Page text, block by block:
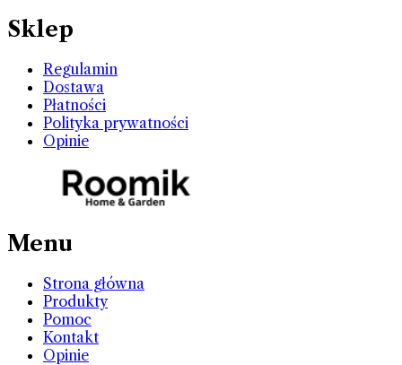
Sklep
Regulamin
Dostawa
Płatności
Polityka prywatności
Opinie
Menu
Strona główna
Produkty
Pomoc
Kontakt
Opinie